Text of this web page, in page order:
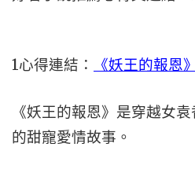
1心得連結： 《妖王的報恩
《妖王的報恩》是穿越女
的甜寵愛情故事。